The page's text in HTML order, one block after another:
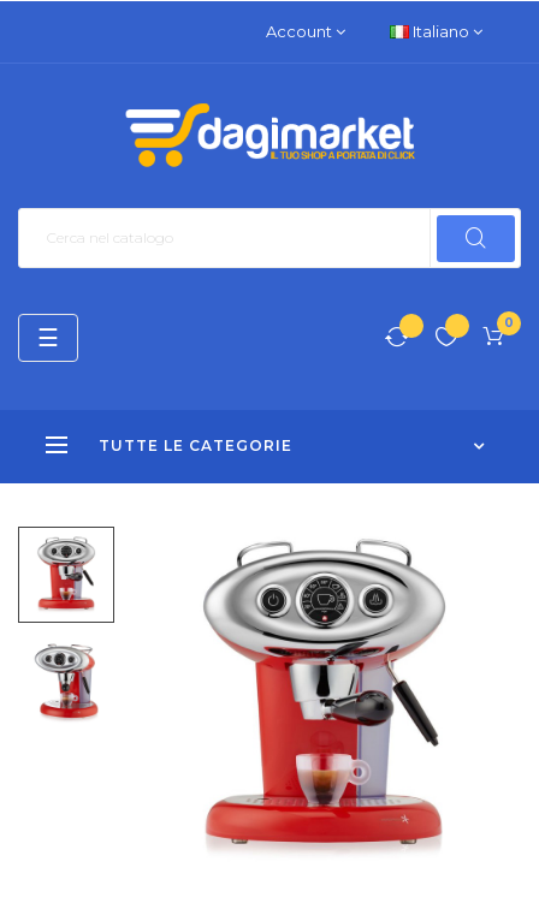
Account Italiano
0
TUTTE LE CATEGORIE
navigazione
Toggle
☰